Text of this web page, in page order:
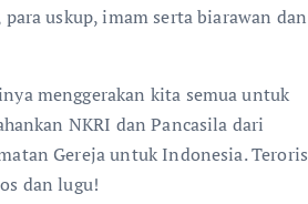
uskup, imam serta biarawan dan
menggerakan kita semua untuk
NKRI dan Pancasila dari
Gereja untuk Indonesia. Teroris
dan lugu!